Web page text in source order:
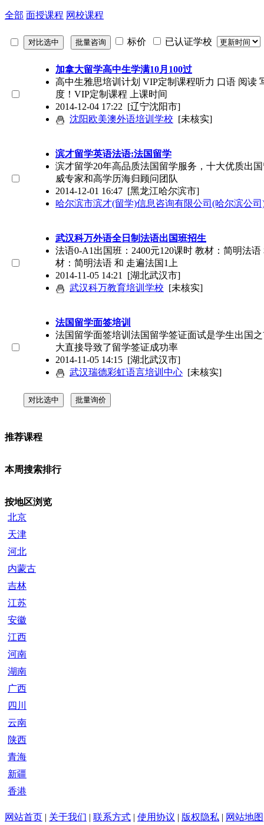
全部 面授课程 网校课程
标价 已认证学校
加拿大留学高中生学满10月100过
高中生雅思培训计划 VIP定制课程听力 口语 阅读
度！VIP定制课程 上课时间
2014-12-04 17:22 [辽宁沈阳市]
沈阳欧美澳外语培训学校 [未核实]
滨才留学英语法语:法国留学
滨才留学20年高品质法国留学服务，十大优质出
威专家和高学历海归顾问团队
2014-12-01 16:47 [黑龙江哈尔滨市]
哈尔滨市滨才(留学)信息咨询有限公司(哈尔滨公司
武汉科万外语全日制法语出国班招生
法语0-A1出国班：2400元120课时 教材：简明法
材：简明法语 和 走遍法国1上
2014-11-05 14:21 [湖北武汉市]
武汉科万教育培训学校 [未核实]
法国留学面签培训
法国留学面签培训法国留学签证面试是学生出国
大直接导致了留学签证成功率
2014-11-05 14:15 [湖北武汉市]
武汉瑞德彩虹语言培训中心 [未核实]
推荐课程
本周搜索排行
按地区浏览
北京
天津
河北
内蒙古
吉林
江苏
安徽
江西
河南
湖南
广西
四川
云南
陕西
青海
新疆
香港
网站首页 | 关于我们 | 联系方式 | 使用协议 | 版权隐私 | 网站地图